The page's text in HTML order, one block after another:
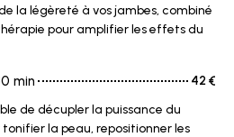
la légèreté à vos jambes, combiné
pour amplifier les effets du
min
42 €
de décupler la puissance du
la peau, repositionner les